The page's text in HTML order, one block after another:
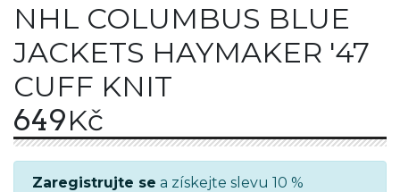
NHL COLUMBUS BLUE
JACKETS HAYMAKER '47
CUFF KNIT
649Kč
Zaregistrujte se a získejte slevu 10 %